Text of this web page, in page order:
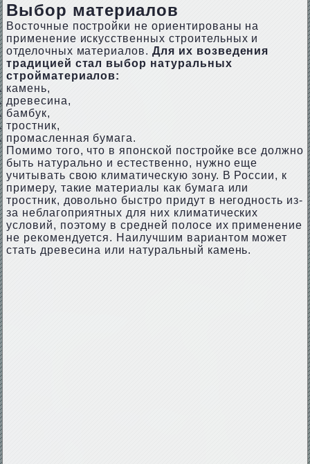
Выбор материалов
Восточные постройки не ориентированы на
применение искусственных строительных и
отделочных материалов.Для их возведения
традицией стал выбор натуральных
стройматериалов:
камень,
древесина,
бамбук,
тростник,
промасленная бумага.
Помимо того, что в японской постройке все должно
быть натурально и естественно, нужно еще
учитывать свою климатическую зону. В России, к
примеру, такие материалы как бумага или
тростник, довольно быстро придут в негодность из-
за неблагоприятных для них климатических
условий, поэтому в средней полосе их применение
не рекомендуется. Наилучшим вариантом может
стать древесина или натуральный камень.